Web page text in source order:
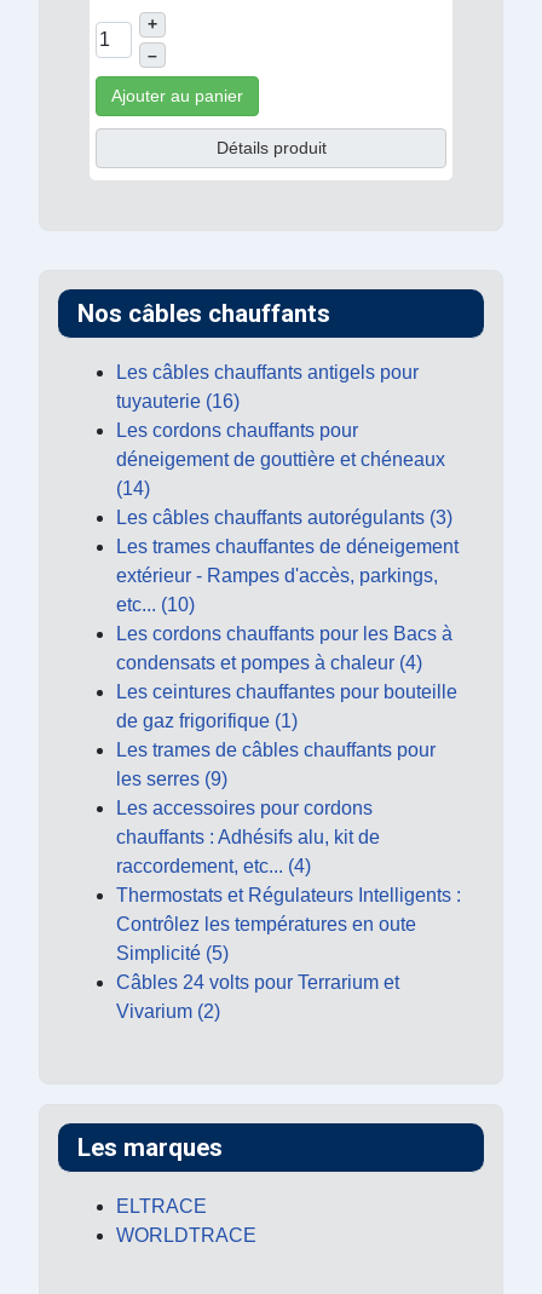
Nos câbles chauffants
Les câbles chauffants antigels pour
tuyauterie (16)
Les cordons chauffants pour
déneigement de gouttière et chéneaux
(14)
Les câbles chauffants autorégulants (3)
Les trames chauffantes de déneigement
extérieur - Rampes d'accès, parkings,
etc... (10)
Les cordons chauffants pour les Bacs à
condensats et pompes à chaleur (4)
Les ceintures chauffantes pour bouteille
de gaz frigorifique (1)
Les trames de câbles chauffants pour
les serres (9)
Les accessoires pour cordons
chauffants : Adhésifs alu, kit de
raccordement, etc... (4)
Thermostats et Régulateurs Intelligents :
Contrôlez les températures en oute
Simplicité (5)
Câbles 24 volts pour Terrarium et
Vivarium (2)
Les marques
ELTRACE
WORLDTRACE
+
–
Ajouter au panier
Détails produit